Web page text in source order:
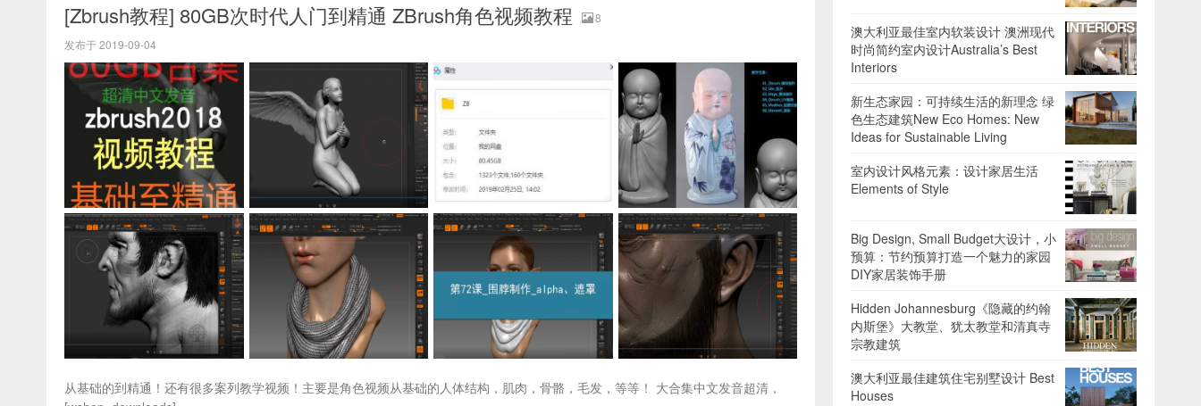
[Zbrush教程] 80GB次时代人门到精通 ZBrush角色视频教程
8
发布于 2019-09-04
从基础的到精通！还有很多案列教学视频！主要是角色视频从基础的人体结构，肌肉，骨骼，毛发，等等！ 大合集中文发音超清，
澳大利亚最佳室内软装设计 澳洲现代
时尚简约室内设计Australia’s Best
Interiors
新生态家园：可持续生活的新理念 绿
色生态建筑New Eco Homes: New
Ideas for Sustainable Living
室内设计风格元素：设计家居生活
Elements of Style
Big Design, Small Budget大设计，小
预算：节约预算打造一个魅力的家园
DIY家居装饰手册
Hidden Johannesburg《隐藏的约翰
内斯堡》大教堂、犹太教堂和清真寺
宗教建筑
澳大利亚最佳建筑住宅别墅设计 Best
Houses